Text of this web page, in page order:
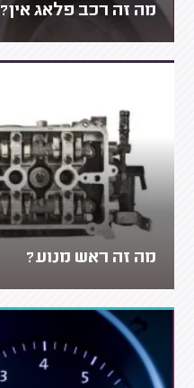
מה זה רכב פלאג אין?
מה זה ראש מנוע?